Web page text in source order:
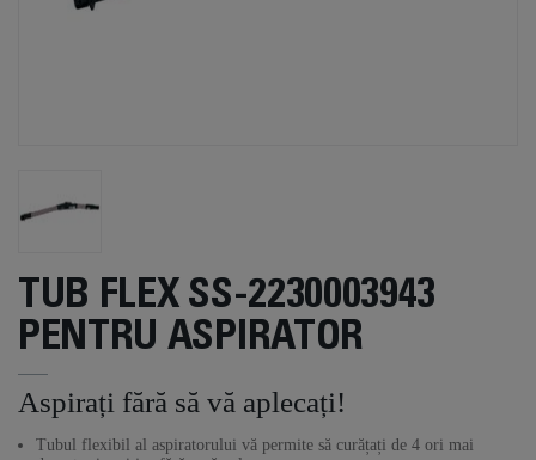
TUB FLEX SS-2230003943
PENTRU ASPIRATOR
Aspirați fără să vă aplecați!
Tubul flexibil al aspiratorului vă permite să curățați de 4 ori mai